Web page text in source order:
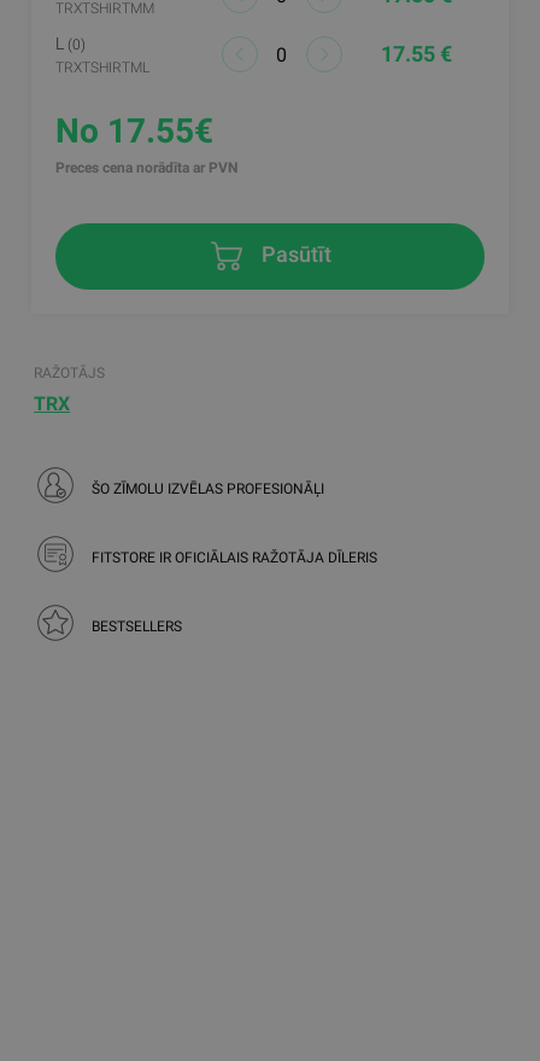
TRXTSHIRTMM
L
(0)
TRXTSHIRTML
17.55 €
No 17.55€
Preces cena norādīta ar PVN
Pasūtīt
RAŽOTĀJS
TRX
ŠO ZĪMOLU IZVĒLAS PROFESIONĀĻI
FITSTORE IR OFICIĀLAIS RAŽOTĀJA DĪLERIS
BESTSELLERS